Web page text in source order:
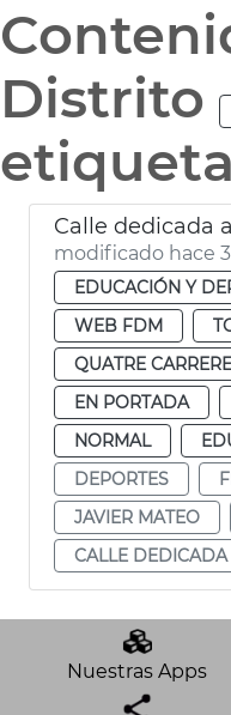
Distrito
etiqueta
Calle dedicada
modificado hace
EDUCACIÓN Y
WEB FDM
QUATRE
EN PORTADA
NORMAL
DEPORTES
JAVIER MATEO
CALLE DEDICADA
Nuestras Apps